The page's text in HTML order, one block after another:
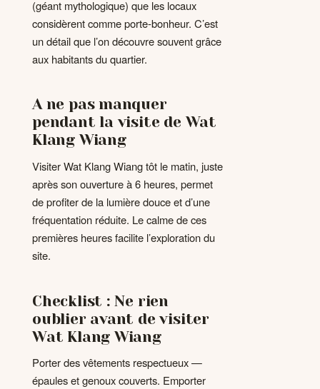
(géant mythologique) que les locaux
considèrent comme porte-bonheur. C’est
un détail que l’on découvre souvent grâce
aux habitants du quartier.
A ne pas manquer
pendant la visite de Wat
Klang Wiang
Visiter Wat Klang Wiang tôt le matin, juste
après son ouverture à 6 heures, permet
de profiter de la lumière douce et d’une
fréquentation réduite. Le calme de ces
premières heures facilite l’exploration du
site.
Checklist : Ne rien
oublier avant de visiter
Wat Klang Wiang
Porter des vêtements respectueux —
épaules et genoux couverts. Emporter